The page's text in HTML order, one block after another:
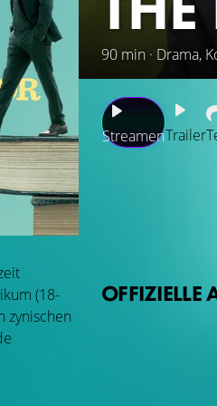
90 min · Drama,
(18-
zynischen
StreamenTrailer
Hauch von
gegenüber, die
OFFIZIELLE